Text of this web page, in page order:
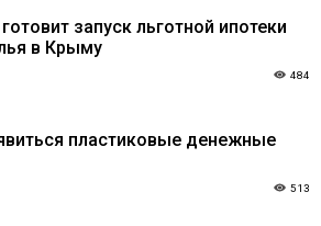
запуск льготной ипотеки
в Крыму
484
пластиковые денежные
513